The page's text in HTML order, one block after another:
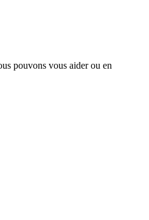
pouvons vous aider ou en